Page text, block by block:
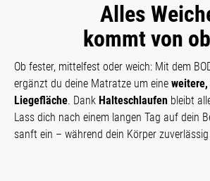
Alles
kommt von
Ob fester, mittelfest oder weich: Mit dem
ergänzt du deine Matratze um eine
Liegefläche. Dank Halteschlaufen bleibt
Lass dich nach einem langen Tag auf dein
sanft ein – während dein Körper